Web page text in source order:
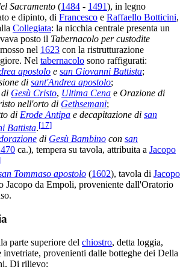
Sacramento (1484 - 1491), in legno
e dipinto, di Francesco e Raffaello Botticini,
Collegiata: la nicchia centrale presenta un
posto il Tabernacolo per custodite
nel 1623 con la ristrutturazione
Nel tabernacolo sono raffigurati:
apostolo e san Giovanni Battista;
di sant'Andrea apostolo;
Gesù Cristo, Ultima Cena e Orazione di
nell'orto di Gethsemani;
di Erode Antipa e decapitazione di san
Battista.[17]
di Gesù Bambino con san
ca.), tempera su tavola, attribuita a Jacopo
Tommaso apostolo (1602), tavola di Jacopo
Jacopo da Empoli, proveniente dall'Oratorio
parte superiore del chiostro, detta loggia,
invetriate, provenienti dalle botteghe dei Della
Di rilievo: